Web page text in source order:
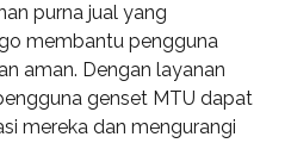
purna jual yang
membantu pengguna
aman. Dengan layanan
genset MTU dapat
mereka dan mengurangi